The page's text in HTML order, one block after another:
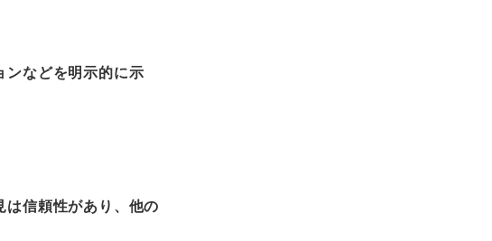
ンなどを明示的に示
信頼性があり、他の